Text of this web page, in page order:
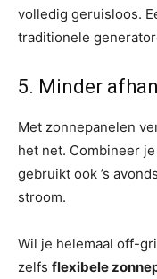
volledig geruisloos.
traditionele
5. Minder
Met zonnepanelen
het net. Combineer
gebruikt ook ’s
stroom.
Wil je helemaal off-
zelfs flexibele